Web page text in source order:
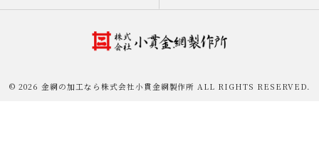
© 2026 金網の加工なら株式会社小貫金網製作所 ALL RIGHTS RESERVED.